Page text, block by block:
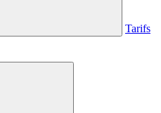
Tarifs